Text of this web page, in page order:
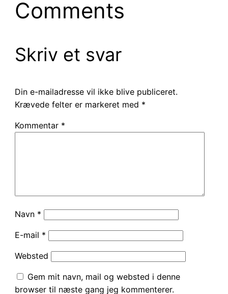
Comments
Skriv et svar
Din e-mailadresse vil ikke blive publiceret.
Krævede felter er markeret med *
Kommentar *
Navn *
E-mail *
Websted
Gem mit navn, mail og websted i denne
browser til næste gang jeg kommenterer.